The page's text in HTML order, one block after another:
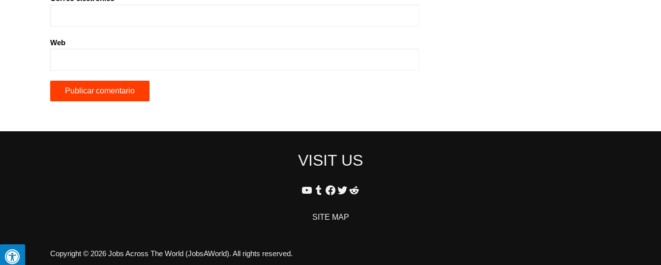
Web
VISIT US
YouTube
Tumblr
Facebook
Twitter
Reddit
SITE MAP
Copyright © 2026 Jobs Across The World (JobsAWorld). All rights reserved.